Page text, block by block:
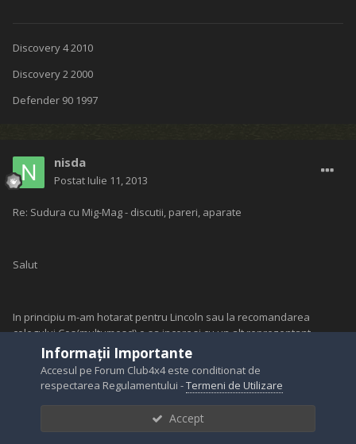
Discovery 4 2010
Discovery 2 2000
Defender 90 1997
nisda
Postat Iulie 11, 2013
Re: Sudura cu Mig-Mag - discutii, pareri, aparate
Salut
In principiu m-am hotarat pentru Lincoln sau la recomandarea
colegului Cos(multumesc!) o sa incerc si cu un alt reprezentant
zonal.Cei de la Lincoln au si avantajul greutatii 17 kg.In schimb
varianta entry-level in profesional este peste bugetul meu.Celelalte
2 mici sunt ok ca si pret in schimb nu se mentioneaza ce grosime
maxima a tablelor se poate suda si mai ales ( scuzati-mi poate
greseala) merge in 70A doar 20% din timp.
Informații Importante
Accesul pe Forum Club4x4 este conditionat de
respectarea Regulamentului -Termeni de Utilizare
Accept